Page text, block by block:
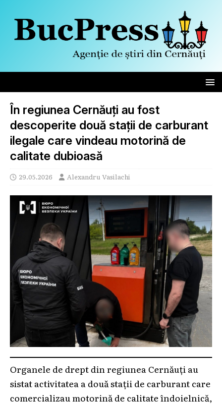
În regiunea Cernăuți au fost
descoperite două stații de carburant
ilegale care vindeau motorină de
calitate dubioasă
29.05.2026 Alexandru Vasilachi
Organele de drept din regiunea Cernăuți au
sistat activitatea a două stații de carburant care
comercializau motorină de calitate îndoielnică,